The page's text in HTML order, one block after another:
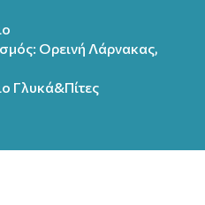
Ορεινή Λάρνακας,
Γλυκά&Πίτες